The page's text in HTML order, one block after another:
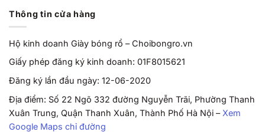
Hệ thống lò xo
Khung ổn định
Bánh xe di chuyển
Bánh xe tích hợp – tiêu
Thông tin cửa hàng
Hộ kinh doanh Giày bóng rổ – Choibongro.vn
Giấy phép đăng ký kinh doanh: 01F8015621
Đăng ký lần đầu ngày: 12-06-2020
Địa điểm: Số 22 Ngõ 332 đường Nguyễn Trãi, Phường Thanh
Xuân Trung, Quận Thanh Xuân, Thành Phố Hà Nội – Xem
Google Maps chỉ đường